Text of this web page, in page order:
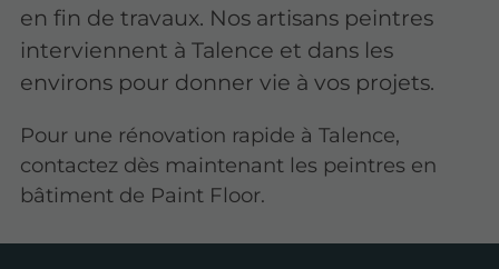
en fin de travaux. Nos artisans peintres
interviennent à Talence et dans les
environs pour donner vie à vos projets.
Pour une rénovation rapide à Talence,
contactez dès maintenant les peintres en
bâtiment de Paint Floor.